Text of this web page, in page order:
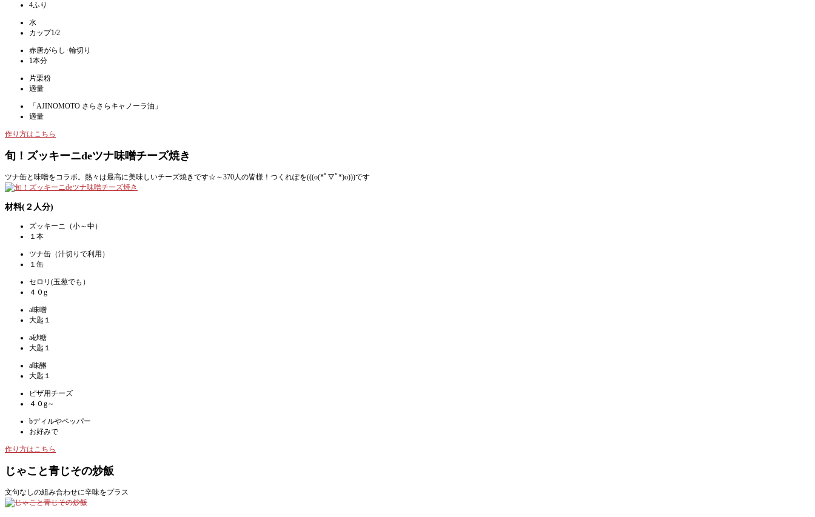
4ふり
水
カップ1/2
赤唐がらし･輪切り
1本分
片栗粉
適量
「AJINOMOTO さらさらキャノーラ油」
適量
作り方はこちら
旬！ズッキーニdeツナ味噌チーズ焼き
ツナ缶と味噌をコラボ。熱々は最高に美味しいチーズ焼きです☆～370人の皆様！つくれぽを(((o(*ﾟ▽ﾟ*)o)))です
材料(２人分)
ズッキーニ（小～中）
１本
ツナ缶（汁切りで利用）
１缶
セロリ(玉葱でも）
４０g
a味噌
大匙１
a砂糖
大匙１
a味醂
大匙１
ピザ用チーズ
４０g～
bディルやペッパー
お好みで
作り方はこちら
じゃこと青じその炒飯
文句なしの組み合わせに辛味をプラス